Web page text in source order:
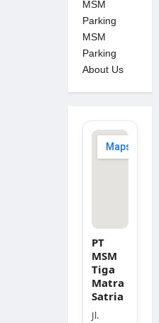
MSM
Parking
MSM
Parking
About Us
PT
MSM
Tiga
Matra
Satria
Jl.